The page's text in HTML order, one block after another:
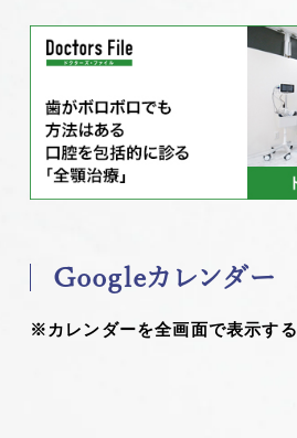
Googleカレンダー
※カレンダーを全画面で表示する